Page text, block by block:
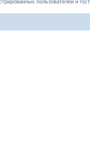
пользователей и